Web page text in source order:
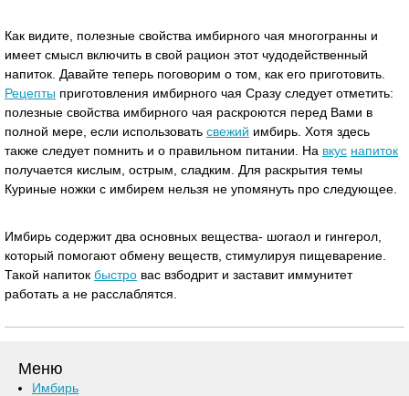
Как видите, полезные свойства имбирного чая многогранны и
имеет смысл включить в свой рацион этот чудодейственный
напиток. Давайте теперь поговорим о том, как его приготовить.
Рецепты приготовления имбирного чая Сразу следует отметить:
полезные свойства имбирного чая раскроются перед Вами в
полной мере, если использовать свежий имбирь. Хотя здесь
также следует помнить и о правильном питании. На вкус напиток
получается кислым, острым, сладким. Для раскрытия темы
Куриные ножки с имбирем нельзя не упомянуть про следующее.
Имбирь содержит два основных вещества- шогаол и гингерол,
который помогают обмену веществ, стимулируя пищеварение.
Такой напиток быстро вас взбодрит и заставит иммунитет
работать а не расслаблятся.
Меню
Имбирь